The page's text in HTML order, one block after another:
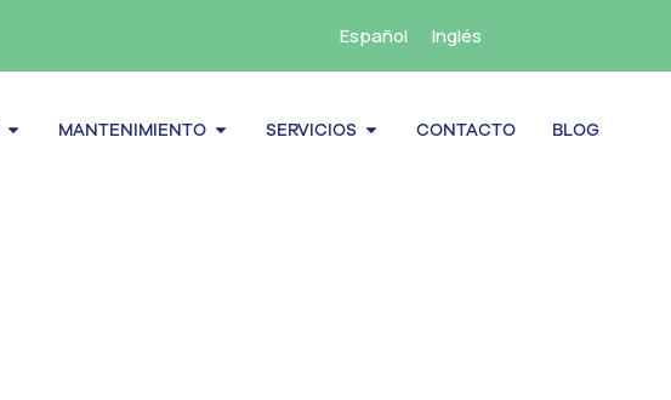
Español Inglés
Abrir almacenamiento
MANTENIMIENTO Abrir Mantenimiento
SERVICIOS Abrir Servicios
CONTACTO BLOG